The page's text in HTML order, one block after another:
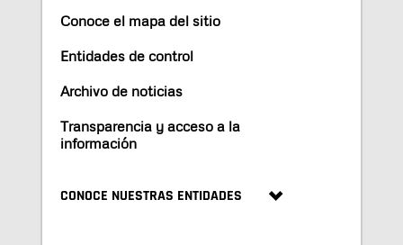
Conoce el mapa del sitio
Entidades de control
Archivo de noticias
Transparencia y acceso a la
información
CONOCE NUESTRAS ENTIDADES